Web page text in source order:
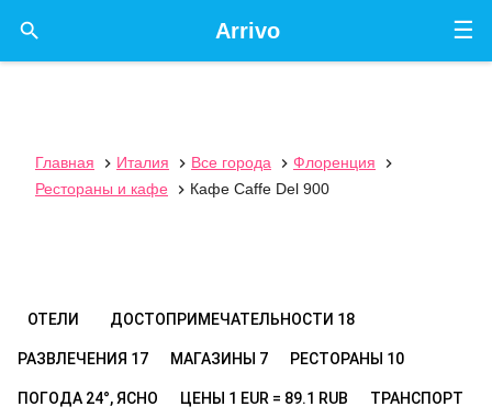
☰
Arrivo

Главная  Италия  Все города  Флоренция

Рестораны и кафе
 Кафе Caffe Del 900
ОТЕЛИ ДОСТОПРИМЕЧАТЕЛЬНОСТИ 18
РАЗВЛЕЧЕНИЯ 17 МАГАЗИНЫ 7 РЕСТОРАНЫ 10
ПОГОДА 24°, ЯСНО ЦЕНЫ 1 EUR = 89.1 RUB ТРАНСПОРТ